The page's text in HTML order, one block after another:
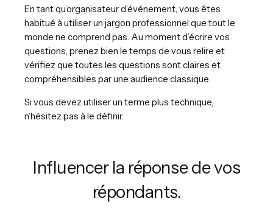
En tant qu’organisateur d’événement, vous êtes
habitué à utiliser un jargon professionnel que tout le
monde ne comprend pas. Au moment d’écrire vos
questions, prenez bien le temps de vous relire et
vérifiez que toutes les questions sont claires et
compréhensibles par une audience classique.
Si vous devez utiliser un terme plus technique,
n’hésitez pas à le définir.
Influencer la réponse de vos
répondants.